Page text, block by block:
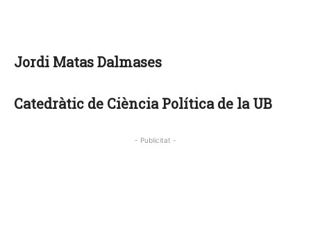
Jordi Matas Dalmases
Catedràtic de Ciència Política de la UB
- Publicitat -